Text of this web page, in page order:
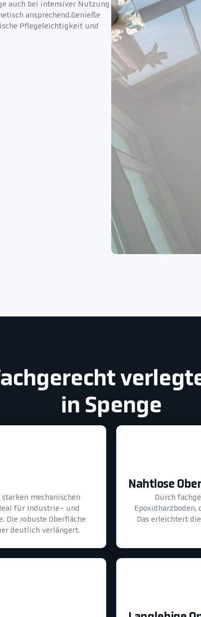
auch bei intensiver Nutzung
ansprechend.Genieße
Pflegeleichtigkeit und
in Spenge
mechanischen
für Industrie- und
Die robuste Oberfläche
deutlich verlängert.
Nahtlose
Durch
Das erleichtert